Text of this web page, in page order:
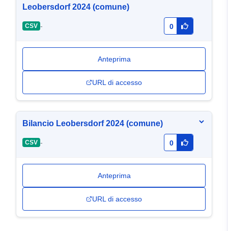
Leobersdorf 2024 (comune)
CSV - 0
Anteprima
URL di accesso
Bilancio Leobersdorf 2024 (comune)
CSV - 0
Anteprima
URL di accesso